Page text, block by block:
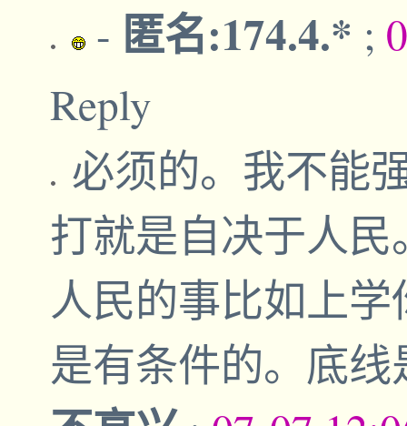
- 匿名:174.4.* ;
Reply
必须的。我不能
打就是自决于人
人民的事比如上
是有条件的。底